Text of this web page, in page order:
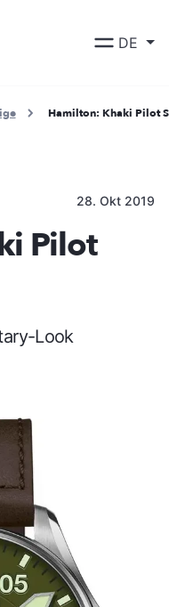
DE
Hamilton: Khaki Pilot
28. Okt 2019
Pilot
Look